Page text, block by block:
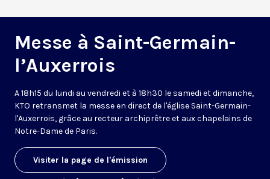
Messe à Saint-Germain-
l’Auxerrois
A 18h15 du lundi au vendredi et à 18h30 le samedi et dimanche,
KTO retransmet la messe en direct de l'église Saint-Germain-
l'Auxerrois, grâce au recteur archiprêtre et aux chapelains de
Notre-Dame de Paris.
Visiter la page de l'émission